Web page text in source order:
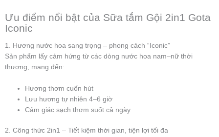
Ưu điểm nổi bật của Sữa tắm Gội 2in1 Gota
Iconic
1. Hương nước hoa sang trọng – phong cách “Iconic”
Sản phẩm lấy cảm hứng từ các dòng nước hoa nam–nữ thời
thượng, mang đến:
Hương thơm cuốn hút
Lưu hương tự nhiên 4–6 giờ
Cảm giác sạch thơm suốt cả ngày
2. Công thức 2in1 – Tiết kiệm thời gian, tiện lợi tối đa